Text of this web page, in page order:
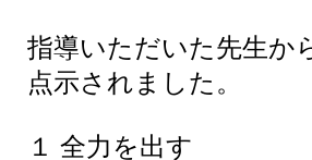
指導いただいた先生か
点示されました。
１ 全力を出す